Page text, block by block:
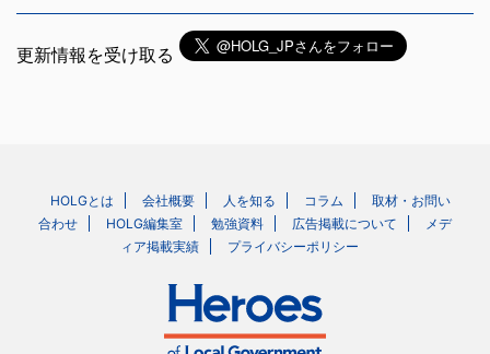
更新情報を受け取る
HOLGとは 会社概要 人を知る コラム
取材・お問い
合わせ
HOLG編集室 勉強資料 広告掲載について
メデ
ィア掲載実績
プライバシーポリシー